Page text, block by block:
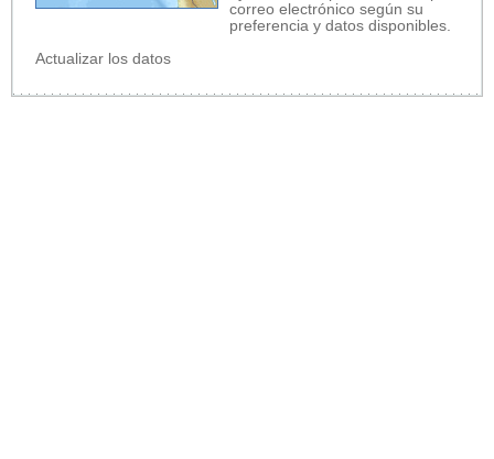
correo electrónico según su
preferencia y datos disponibles.
Actualizar los datos